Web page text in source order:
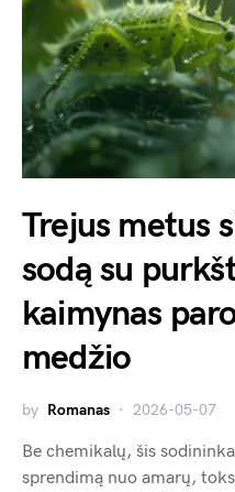
Trejus metus
sodą su
kaimynas
medžio
by Romanas 2026-05-07
Be chemikalų, šis
sprendimą nuo amarų,